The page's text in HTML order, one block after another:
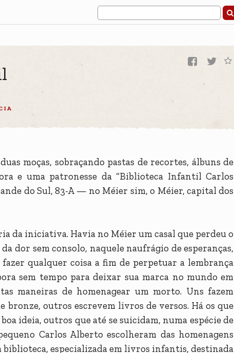
moças, sobraçando pastas de recortes, álbuns de
e uma patronesse da “Biblioteca Infantil Carlos
do Sul, 83-A — no Méier sim, o Méier, capital dos
da iniciativa. Havia no Méier um casal que perdeu o
dor sem consolo, naquele naufrágio de esperanças,
qualquer coisa a fim de perpetuar a lembrança
sem tempo para deixar sua marca no mundo em
maneiras de homenagear um morto. Uns fazem
bronze, outros escrevem livros de versos. Há os que
ideia, outros que até se suicidam, numa espécie de
Carlos Alberto escolheram das homenagens
biblioteca, especializada em livros infantis, destinada